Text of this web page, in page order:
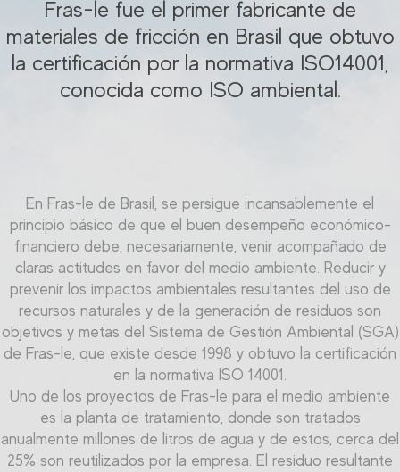
Fras-le fue el primer fabricante de
materiales de fricción en Brasil que obtuvo
la certificación por la normativa ISO14001,
conocida como ISO ambiental.
En Fras-le de Brasil, se persigue incansablemente el
principio básico de que el buen desempeño económico-
financiero debe, necesariamente, venir acompañado de
claras actitudes en favor del medio ambiente. Reducir y
prevenir los impactos ambientales resultantes del uso de
recursos naturales y de la generación de residuos son
objetivos y metas del Sistema de Gestión Ambiental (SGA)
de Fras-le, que existe desde 1998 y obtuvo la certificación
en la normativa ISO 14001.
Uno de los proyectos de Fras-le para el medio ambiente
es la planta de tratamiento, donde son tratados
anualmente millones de litros de agua y de estos, cerca del
25% son reutilizados por la empresa. El residuo resultante